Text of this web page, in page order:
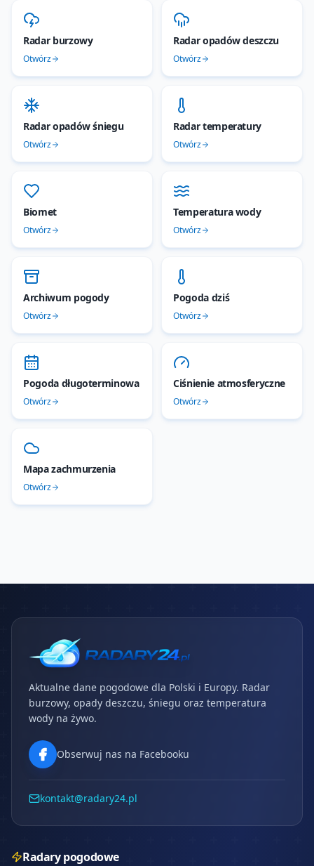
Radar burzowy
Otwórz
Radar opadów deszczu
Otwórz
Radar opadów śniegu
Otwórz
Radar temperatury
Otwórz
Biomet
Otwórz
Temperatura wody
Otwórz
Archiwum pogody
Otwórz
Pogoda dziś
Otwórz
Pogoda długoterminowa
Otwórz
Ciśnienie atmosferyczne
Otwórz
Mapa zachmurzenia
Otwórz
Aktualne dane pogodowe dla Polski i Europy. Radar
burzowy, opady deszczu, śniegu oraz temperatura
wody na żywo.
Obserwuj nas na Facebooku
kontakt@radary24.pl
Radary pogodowe